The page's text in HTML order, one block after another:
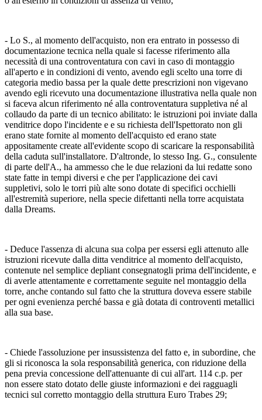
- Lo S., al momento dell'acquisto, non era entrato in possesso di
documentazione tecnica nella quale si facesse riferimento alla
necessità di una controventatura con cavi in caso di montaggio
all'aperto e in condizioni di vento, avendo egli scelto una torre di
categoria medio bassa per la quale dette prescrizioni non vigevano
avendo egli ricevuto una documentazione illustrativa nella quale non
si faceva alcun riferimento né alla controventatura suppletiva né al
collaudo da parte di un tecnico abilitato: le istruzioni poi inviate dalla
venditrice dopo l'incidente e e su richiesta dell'Ispettorato non gli
erano state fornite al momento dell'acquisto ed erano state
appositamente create all'evidente scopo di scaricare la responsabilità
della caduta sull'installatore. D'altronde, lo stesso Ing. G., consulente
di parte dell'A., ha ammesso che le due relazioni da lui redatte sono
state fatte in tempi diversi e che per l'applicazione dei cavi
suppletivi, solo le torri più alte sono dotate di specifici occhielli
all'estremità superiore, nella specie difettanti nella torre acquistata
dalla Dreams.
- Deduce l'assenza di alcuna sua colpa per essersi egli attenuto alle
istruzioni ricevute dalla ditta venditrice al momento dell'acquisto,
contenute nel semplice depliant consegnatogli prima dell'incidente, e
di averle attentamente e correttamente seguite nel montaggio della
torre, anche contando sul fatto che la struttura doveva essere stabile
per ogni evenienza perché bassa e già dotata di controventi metallici
alla sua base.
- Chiede l'assoluzione per insussistenza del fatto e, in subordine, che
gli si riconosca la sola responsabilità generica, con riduzione della
pena previa concessione dell'attenuante di cui all'art. 114 c.p. per
non essere stato dotato delle giuste informazioni e dei ragguagli
tecnici sul corretto montaggio della struttura Euro Trabes 29;